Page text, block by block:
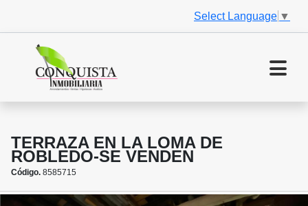
Select Language ▼
TERRAZA EN LA LOMA DE
ROBLEDO-SE VENDEN
Código. 8585715